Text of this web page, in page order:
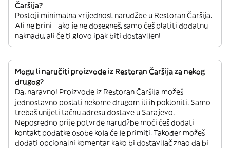
Čaršija?
Postoji minimalna vrijednost narudžbe u Restoran Čaršija.
Ali ne brini - ako je ne dosegneš, samo ćeš platiti dodatnu
naknadu, ali će ti glovo ipak biti dostavljen!
Mogu li naručiti proizvode iz Restoran Čaršija za nekog
drugog?
Da, naravno! Proizvode iz Restoran Čaršija možeš
jednostavno poslati nekome drugom ili ih pokloniti. Samo
trebaš unijeti tačnu adresu dostave u Sarajevo.
Neposredno prije potvrde narudžbe moći ćeš dodati
kontakt podatke osobe koja će je primiti. Također možeš
dodati opcionalni komentar kako bi dostavljač znao da bi